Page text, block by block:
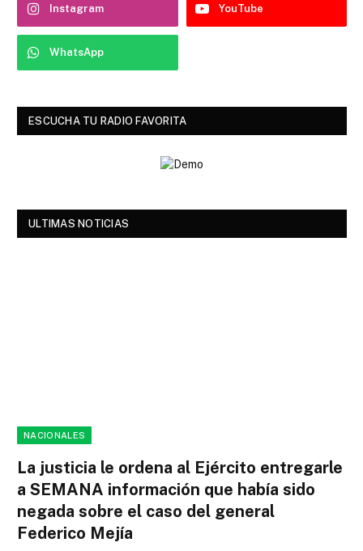
Instagram YouTube
WhatsApp
ESCUCHA TU RADIO FAVORITA
ULTIMAS NOTICIAS
NACIONALES
La justicia le ordena al Ejército entregarle
a SEMANA información que había sido
negada sobre el caso del general
Federico Mejía